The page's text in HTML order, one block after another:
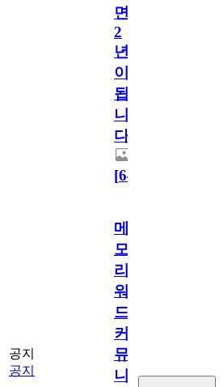
면
2
년
이
됩
니
다.
[64
공지
공지
메
모
리
워
드
커
뮤
니